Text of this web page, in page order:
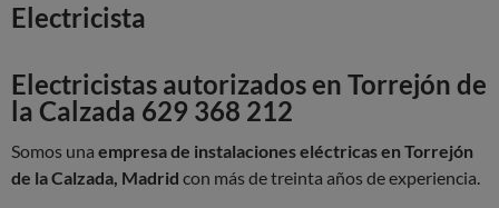
Electricista
Electricistas autorizados en Torrejón de
la Calzada 629 368 212
Somos una empresa de instalaciones eléctricas en Torrejón
de la Calzada, Madrid con más de treinta años de experiencia.